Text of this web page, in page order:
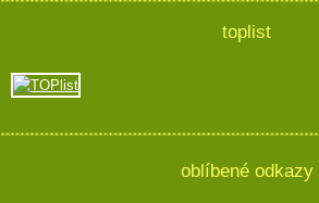
toplist
oblíbené odkazy